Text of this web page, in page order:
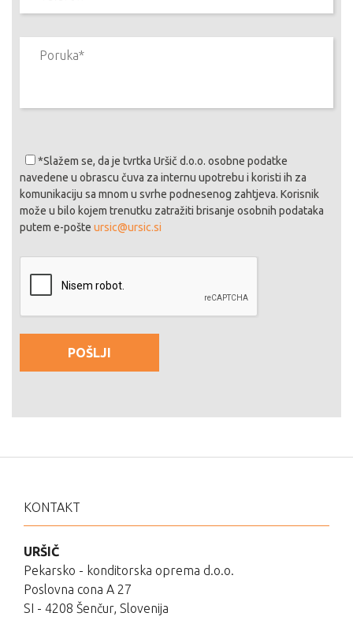
*Slažem se, da je tvrtka Uršič d.o.o. osobne podatke
navedene u obrascu čuva za internu upotrebu i koristi ih za
komunikaciju sa mnom u svrhe podnesenog zahtjeva. Korisnik
može u bilo kojem trenutku zatražiti brisanje osobnih podataka
putem e-pošte ursic@ursic.si
KONTAKT
URŠIČ
Pekarsko - konditorska oprema d.o.o.
Poslovna cona A 27
SI - 4208 Šenčur, Slovenija